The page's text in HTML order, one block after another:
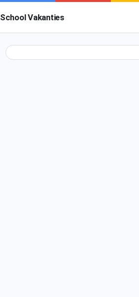
School Vakanties